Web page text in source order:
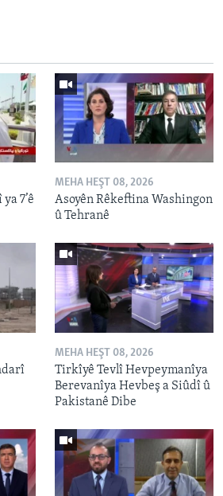
7’ê
MEHA HEŞT 08, 2026
Asoyên Rêkeftina Washingon
û Tehranê
MEHA HEŞT 08, 2026
Tirkîyê Tevlî Hevpeymanîya
Berevanîya Hevbeş a Siûdî û
Pakistanê Dibe